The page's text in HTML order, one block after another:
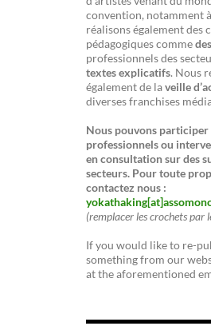
convention, notamment à
réalisons également des
pédagogiques comme
professionnels des
textes explicatifs. Nous
également de laveille
diverses franchises
Nous pouvons participer
professionnels ou
en consultation sur des
secteurs. Pour toute
contactez nous :
(remplacer les crochets par
If you would like to re-
something from our
at the aforementioned